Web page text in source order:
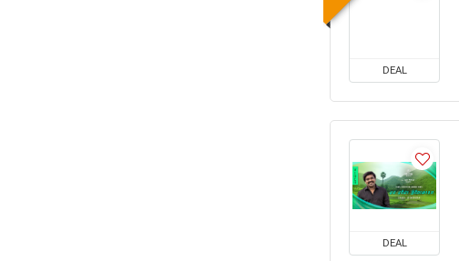
DEAL
DEAL